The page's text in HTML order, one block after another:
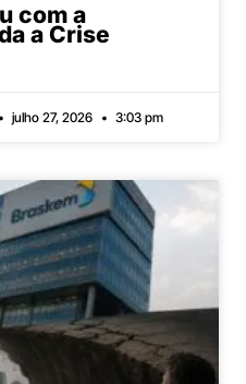
com a
a Crise
julho 27, 2026 3:03 pm